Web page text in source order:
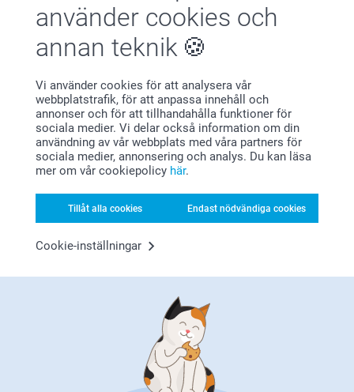
använder cookies och
annan teknik
Vi använder cookies för att analysera vår
webbplatstrafik, för att anpassa innehåll och
annonser och för att tillhandahålla funktioner för
sociala medier. Vi delar också information om din
användning av vår webbplats med våra partners för
sociala medier, annonsering och analys. Du kan läsa
mer om vår cookiepolicy här.
Tillåt alla cookies Endast nödvändiga cookies
Cookie-inställningar
Bonus på alla dina köp
Letar du efter inspiration?
Förstklassig kundservice